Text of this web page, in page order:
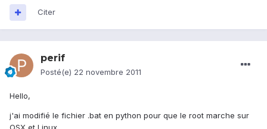
Citer
perif
Posté(e) 22 novembre 2011
Hello,
j'ai modifié le fichier .bat en python pour que le root marche sur